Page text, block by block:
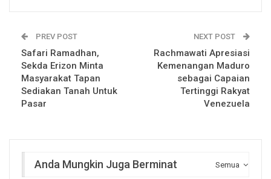
PREV POST
Safari Ramadhan,
Sekda Erizon Minta
Masyarakat Tapan
Sediakan Tanah Untuk
Pasar
NEXT POST
Rachmawati Apresiasi
Kemenangan Maduro
sebagai Capaian
Tertinggi Rakyat
Venezuela
Semua
Anda Mungkin Juga Berminat